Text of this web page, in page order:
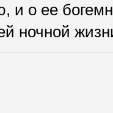
и о ее
ночной